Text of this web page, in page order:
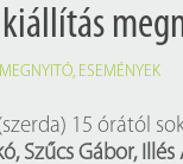
, ESEMÉNYEK
15 órától
Szűcs Gábor,